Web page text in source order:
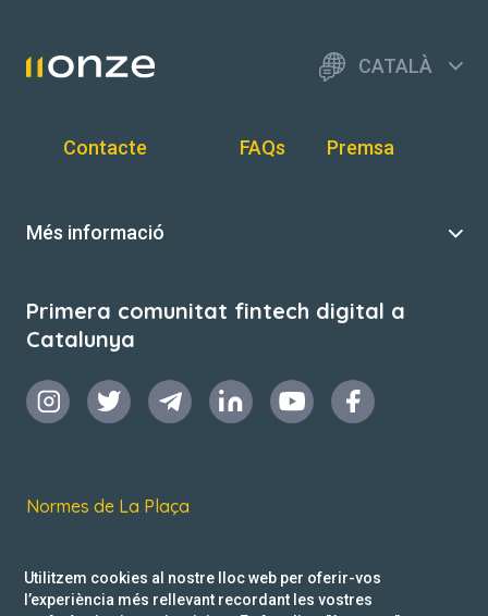
CATALÀ
Contacte FAQs Premsa
Més informació
Primera comunitat fintech digital a
Catalunya
Normes de La Plaça
Política de privacitat
Utilitzem cookies al nostre lloc web per oferir-vos
l’experiència més rellevant recordant les vostres